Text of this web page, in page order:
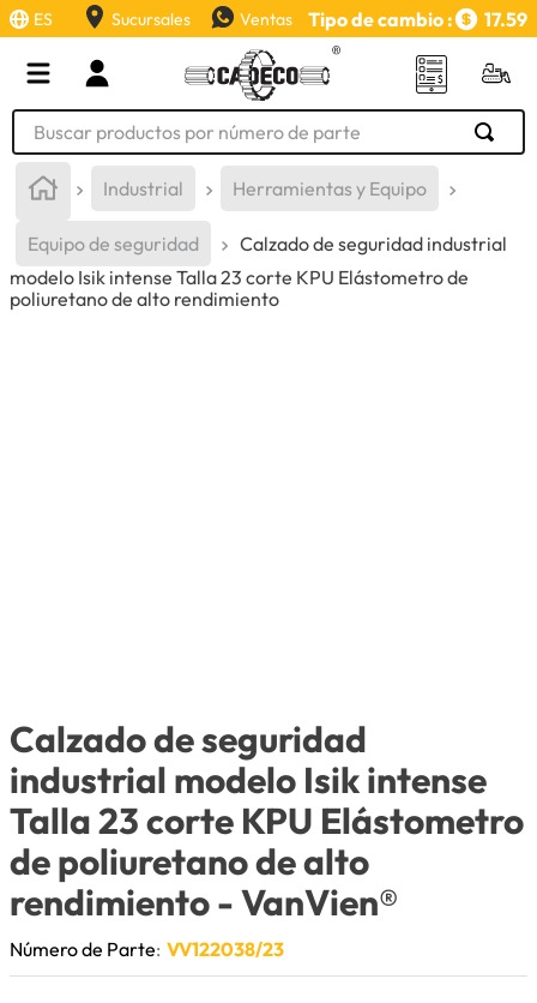
ES Sucursales Ventas Tipo de cambio : 17.59
Buscar productos por número de parte
Industrial Herramientas y Equipo
Equipo de seguridad
Calzado de seguridad industrial
modelo Isik intense Talla 23 corte KPU Elástometro de
poliuretano de alto rendimiento
Calzado de seguridad
industrial modelo Isik intense
Talla 23 corte KPU Elástometro
de poliuretano de alto
rendimiento- VanVien®
Número de Parte: VV122038/23
TÉRMINOS MÁS BUSCADOS
2.
aceite
3.
llanta